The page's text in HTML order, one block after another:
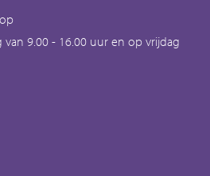
9.00 - 16.00 uur en op vrijdag